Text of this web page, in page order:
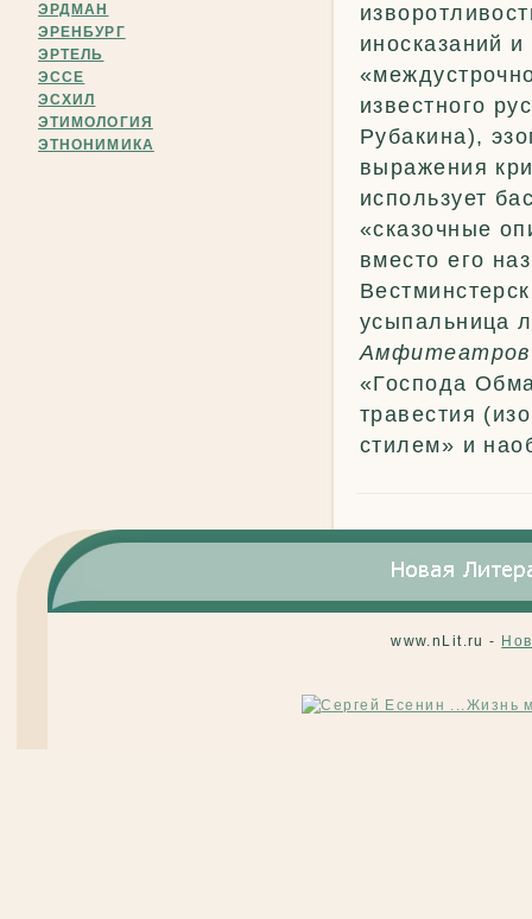
ЭРДМАН
ЭРЕНБУРГ
ЭРТЕЛЬ
ЭССЕ
ЭСХИЛ
ЭТИМОЛОГИЯ
ЭТНОНИМИКА
иносказаний
известного
Рубакина),
выражения
использует
«сказочные
вместо его
усыпальница
Амфитеатров
«Господа
травестия
стилем» и
www.nLit.ru -